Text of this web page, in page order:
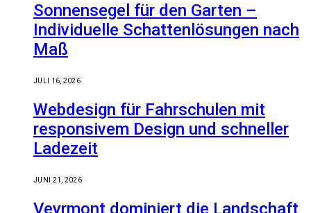
Sonnensegel für den Garten –
Individuelle Schattenlösungen nach
Maß
JULI 16, 2026
Webdesign für Fahrschulen mit
responsivem Design und schneller
Ladezeit
JUNI 21, 2026
Veyrmont dominiert die Landschaft